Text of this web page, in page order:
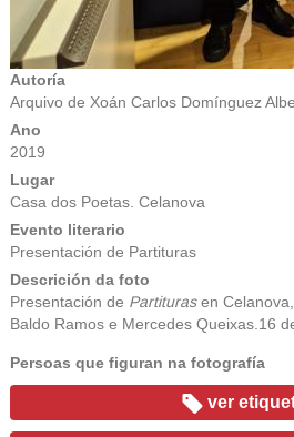
Autoría
Arquivo de Xoán Carlos Domínguez
Ano
2019
Lugar
Casa dos Poetas. Celanova
Evento literario
Presentación de Partituras
Descrición da foto
Presentación de Partiturasen
Baldo Ramos e Mercedes Queixas.16
Persoas que figuran na fotografía
ver